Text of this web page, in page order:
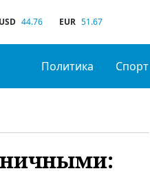
USD 44.76 EUR 51.67
Политика Спорт